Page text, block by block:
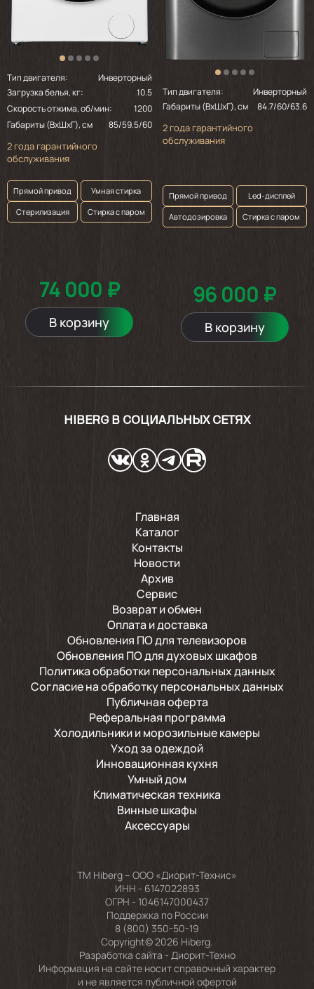
Тип двигателя:
Инверторный
Загрузка белья, кг:
10.5
Скорость отжима, об/мин:
1200
Габариты (ВхШхГ), см
85/59.5/60
2 года гарантийного
обслуживания
Прямой привод
Умная стирка
Стерилизация
Стирка с паром
74 000 ₽
В корзину
Тип двигателя:
Инверторный
Габариты (ВхШхГ), см
84.7/60/63.6
2 года гарантийного
обслуживания
Прямой привод
Led-дисплей
Автодозировка
Стирка с паром
96 000 ₽
В корзину
HIBERG В СОЦИАЛЬНЫХ СЕТЯХ
Главная
Каталог
Контакты
Новости
Архив
Сервис
Возврат и обмен
Оплата и доставка
Обновления ПО для телевизоров
Обновления ПО для духовых шкафов
Политика обработки персональных данных
Согласие на обработку персональных данных
Публичная оферта
Реферальная программа
Холодильники и морозильные камеры
Уход за одеждой
Инновационная кухня
Умный дом
Климатическая техника
Винные шкафы
Аксессуары
TM Hiberg – ООО «Диорит-Технис»
ИНН - 6147022893
ОГРН - 1046147000437
Поддержка по России
8 (800) 350-50-19
Copyright© 2026 Hiberg.
Разработка сайта - Диорит-Техно
Информация на сайте носит справочный характер
и не является публичной офертой